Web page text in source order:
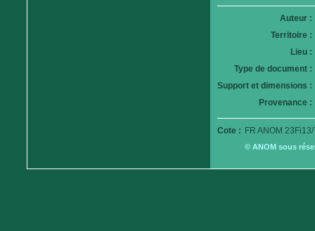
Auteur :
Territoire :
Lieu :
Type de document :
Support et dimensions :
Provenance :
Cote : FR ANOM
© ANOM sous